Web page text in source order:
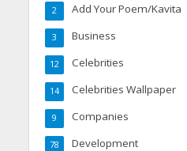
Add Your Poem/Kavita
2
Business
3
Celebrities
12
Celebrities Wallpaper
14
Companies
9
Development
78